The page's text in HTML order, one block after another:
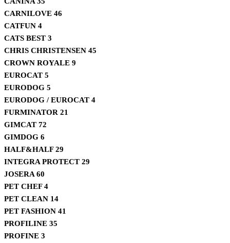
CARNILOVE 46
CATFUN 4
CATS BEST 3
CHRIS CHRISTENSEN 45
CROWN ROYALE 9
EUROCAT 5
EURODOG 5
EURODOG / EUROCAT 4
FURMINATOR 21
GIMCAT 72
GIMDOG 6
HALF&HALF29
INTEGRA PROTECT 29
JOSERA 60
PET CHEF4
PET CLEAN 14
PET FASHION 41
PROFILINE 35
PROFINE 3